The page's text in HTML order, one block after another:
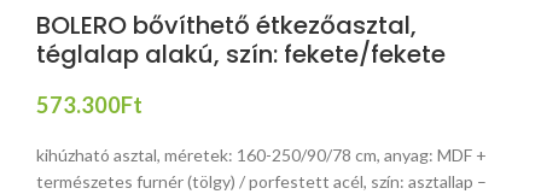
BOLERO bővíthető étkezőasztal,
téglalap alakú, szín: fekete/fekete
573.300Ft
kihúzható asztal, méretek: 160-250/90/78 cm, anyag: MDF +
természetes furnér (tölgy) / porfestett acél, szín: asztallap –